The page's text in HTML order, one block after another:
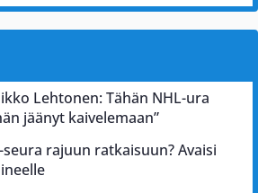
Lehtonen: Tähän NHL-ura
jäänyt kaivelemaan”
seura rajuun ratkaisuun? Avaisi